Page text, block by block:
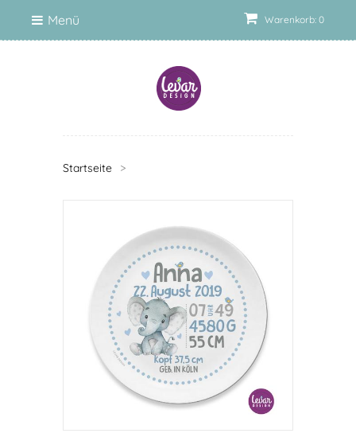
Warenkorb: 0
Menü
Startseite >